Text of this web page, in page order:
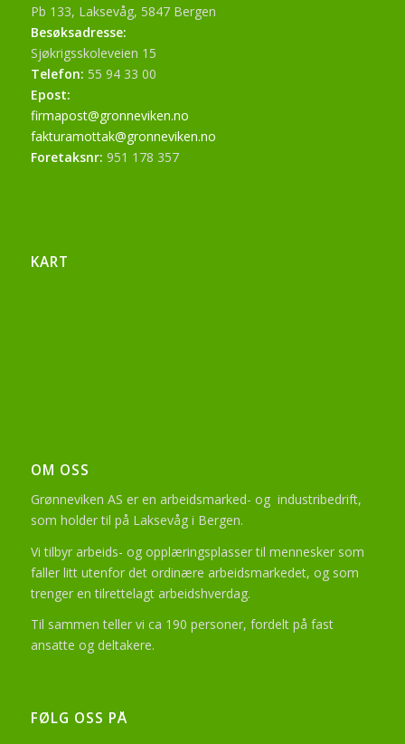
Pb 133, Laksevåg, 5847 Bergen
Besøksadresse:
Sjøkrigsskoleveien 15
Telefon: 55 94 33 00
Epost:
firmapost@gronneviken.no
fakturamottak@gronneviken.no
Foretaksnr: 951 178 357
KART
OM OSS
Grønneviken AS er en arbeidsmarked- og industribedrift,
som holder til på Laksevåg i Bergen.
Vi tilbyr arbeids- og opplæringsplasser til mennesker som
faller litt utenfor det ordinære arbeidsmarkedet, og som
trenger en tilrettelagt arbeidshverdag.
Til sammen teller vi ca 190 personer, fordelt på fast
ansatte og deltakere.
FØLG OSS PÅ